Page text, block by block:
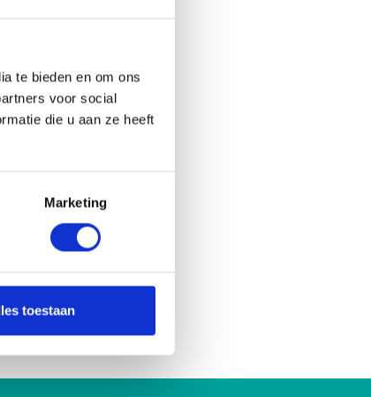
te bieden en om ons
voor social
die u aan ze heeft
Marketing
toestaan